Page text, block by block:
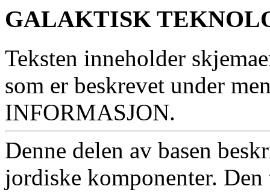
GALAKTISK
Teksten inneholder
som er beskrevet under
INFORMASJON.
Denne delen av basen
jordiske komponenter.